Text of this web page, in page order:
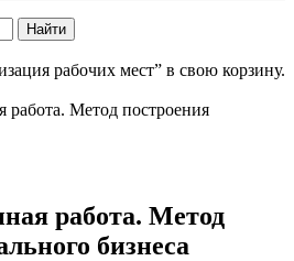
рабочих мест” в свою корзину.
работа. Метод построения
работа. Метод
бизнеса